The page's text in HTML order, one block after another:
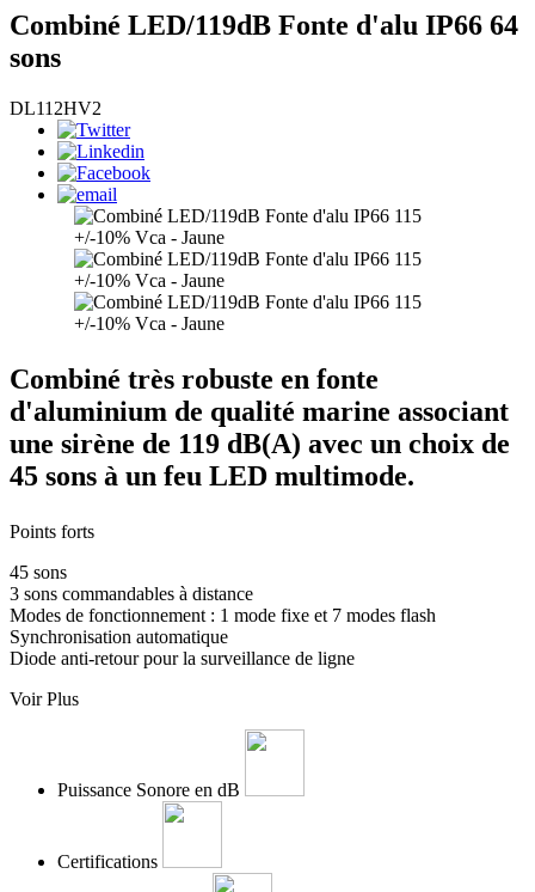
Combiné LED/119dB Fonte d'alu IP66 64
sons
DL112HV2
Combiné très robuste en fonte
d'aluminium de qualité marine associant
une sirène de 119 dB(A) avec un choix de
45 sons à un feu LED multimode.
Points forts
45 sons
3 sons commandables à distance
Modes de fonctionnement : 1 mode fixe et 7 modes flash
Synchronisation automatique
Diode anti-retour pour la surveillance de ligne
Voir Plus
Puissance Sonore en dB
Certifications